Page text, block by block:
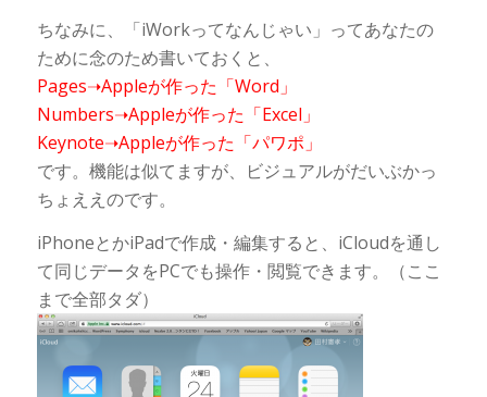
ちなみに、「iWorkってなんじゃい」ってあなたの
ために念のため書いておくと、
Pages➝Appleが作った「Word」
Numbers➝Appleが作った「Excel」
Keynote➝Appleが作った「パワポ」
です。機能は似てますが、ビジュアルがだいぶかっ
ちょええのです。
iPhoneとかiPadで作成・編集すると、iCloudを通し
て同じデータをPCでも操作・閲覧できます。（ここ
まで全部タダ）